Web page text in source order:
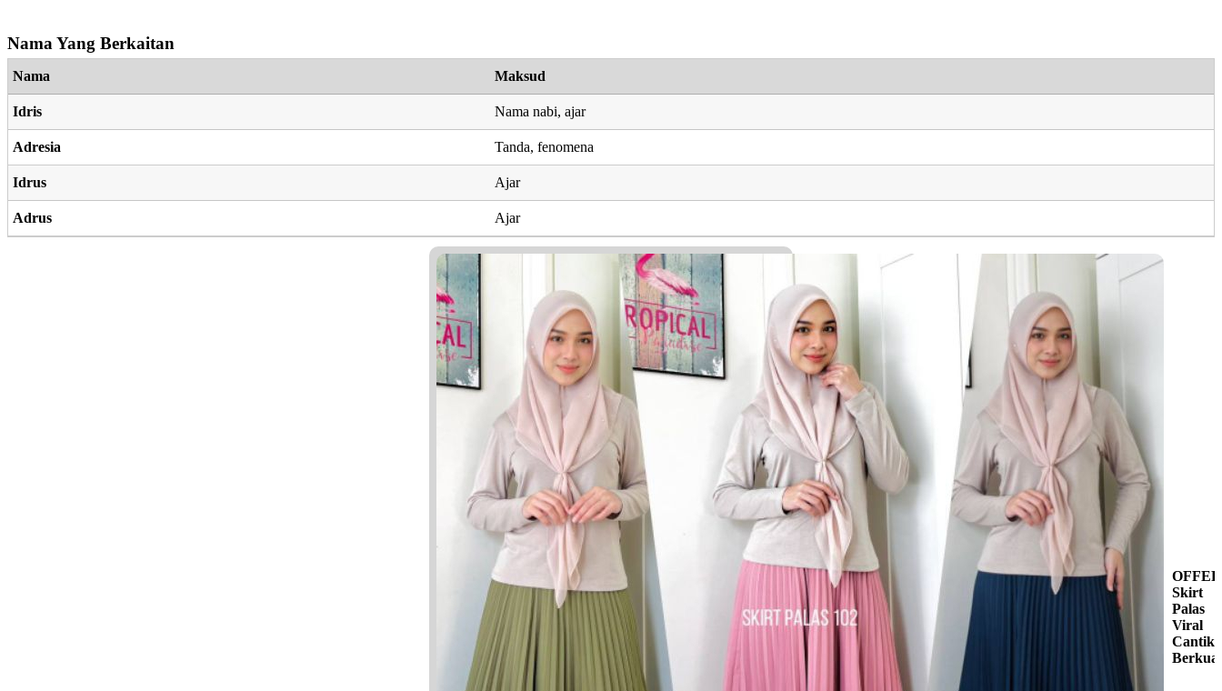
Nama Yang Berkaitan
Nama Maksud
Idris Nama nabi, ajar
Adresia Tanda, fenomena
Idrus Ajar
Adrus Ajar
Skirt
Palas
Viral
Cantik